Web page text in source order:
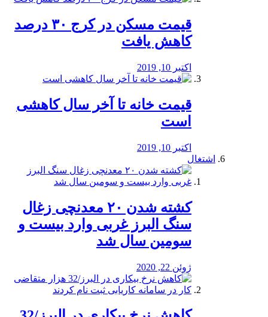
️قیمت مسکن در کرج ۳۰ درصد
کاهش یافت
اکتبر 10, 2019
قیمت خانه تا آخر سال کاهشی
است
اکتبر 10, 2019
اشتغال
کشته شدن ۲۰ معدنچی زغال
سنگ البرز غربی وارد بیست و
سومین سال شد
ژوئن 22, 2020